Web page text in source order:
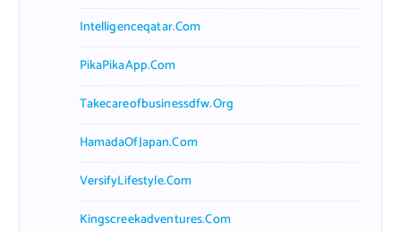
Intelligenceqatar.com
PikaPikaApp.com
Takecareofbusinessdfw.org
HamadaOfJapan.com
VersifyLifestyle.com
Kingscreekadventures.com